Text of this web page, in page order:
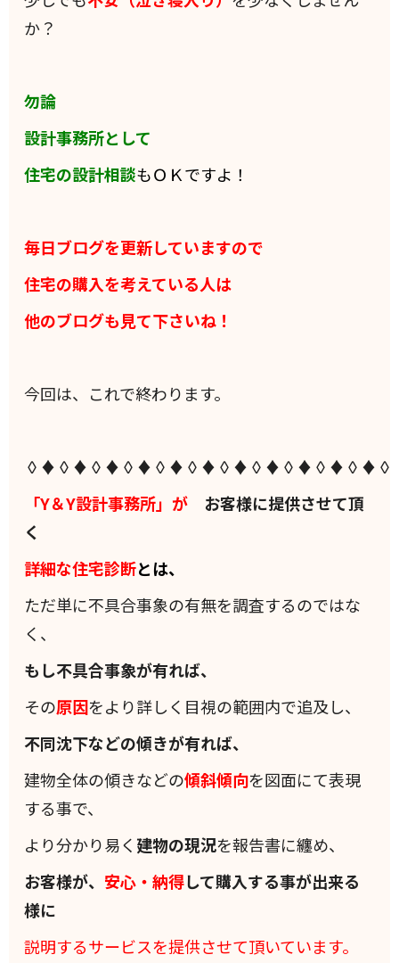
か？
勿論
設計事務所として
住宅の設計相談もＯＫですよ！
毎日ブログを更新していますので
住宅の購入を考えている人は
他のブログも見て下さいね！
今回は、これで終わります。
「Y＆Y設計事務所」が お客様に提供させて頂
く
詳細な住宅診断とは、
ただ単に不具合事象の有無を調査するのではな
く、
もし不具合事象が有れば、
その原因をより詳しく目視の範囲内で追及し、
不同沈下などの傾きが有れば、
建物全体の傾きなどの傾斜傾向を図面にて表現
する事で、
より分かり易く 建物の現況を報告書に纏め、
お客様が、 安心・納得して購入する事が出来る
様に
説明するサービスを提供させて頂いています。